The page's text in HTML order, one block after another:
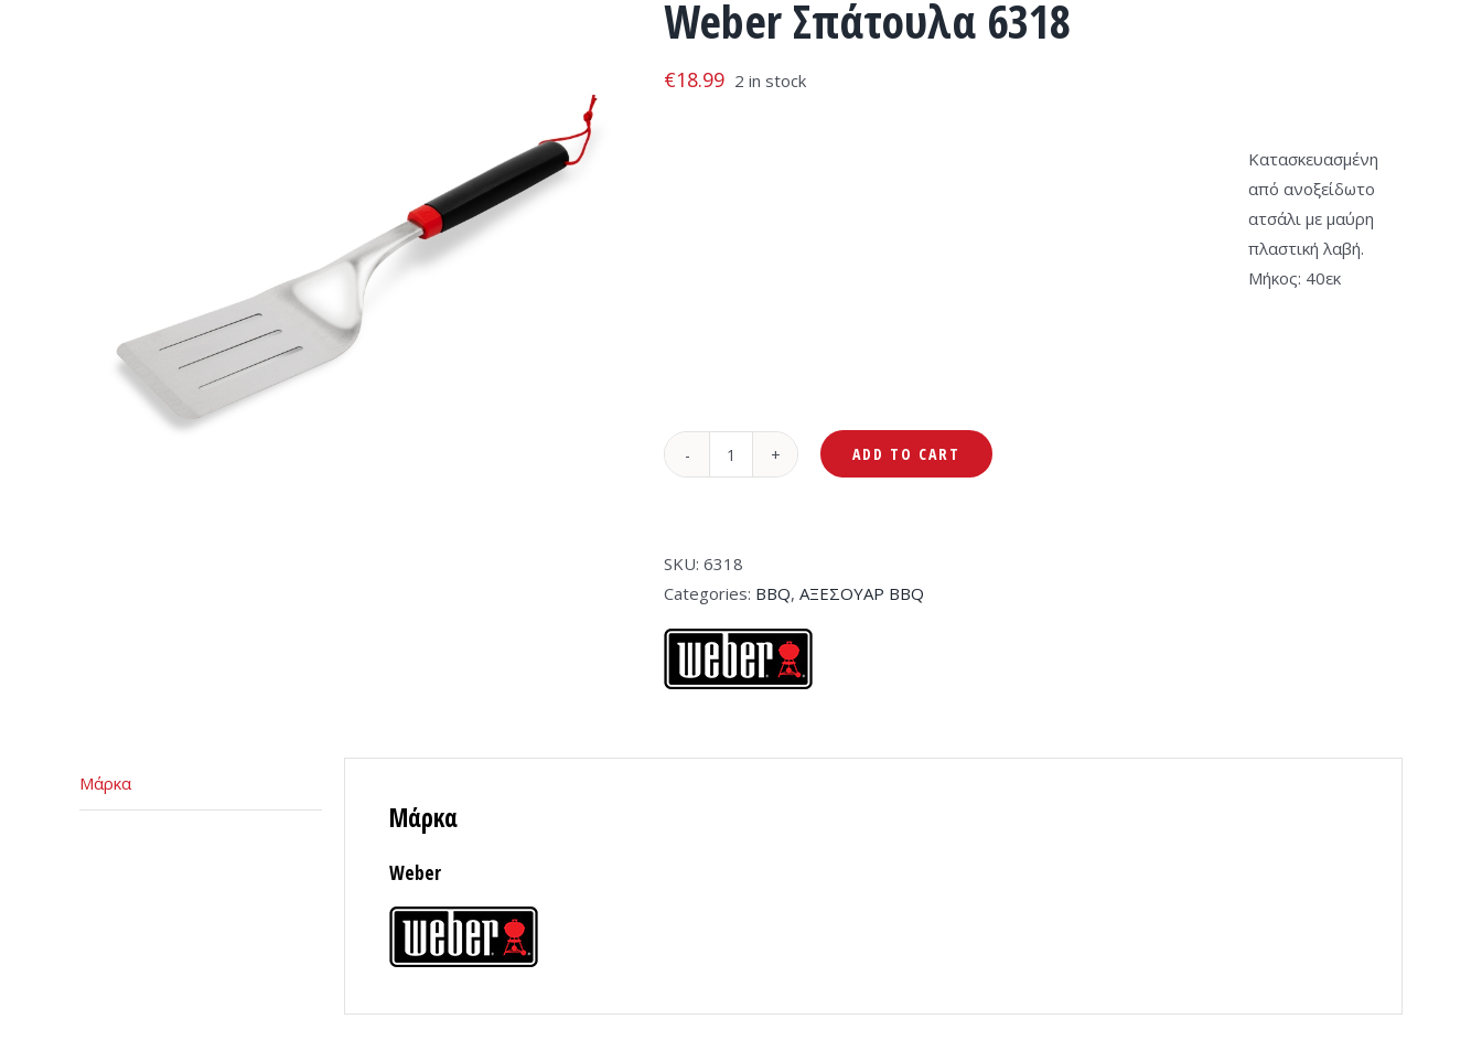
Weber Σπάτουλα 6318
€18.99 2 in stock
Κατασκευασμένη
από ανοξείδωτο
ατσάλι με μαύρη
πλαστική λαβή.
Μήκος: 40εκ
Weber
quantity
ADD TO CART
SKU: 6318
Categories: BBQ, ΑΞΕΣΟΥΑΡ BBQ
Μάρκα
Μάρκα
Weber